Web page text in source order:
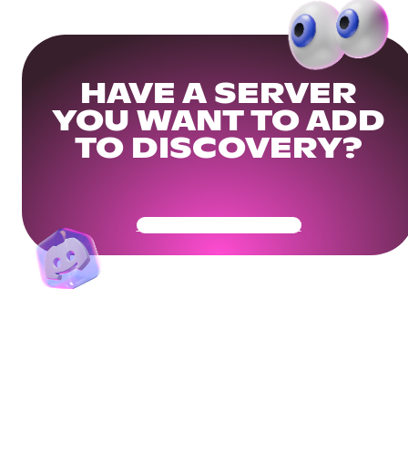
HAVE A SERVER
YOU WANT TO ADD
TO DISCOVERY?
Get Your Community Ready